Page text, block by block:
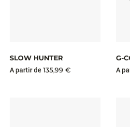
SLOW HUNTER
A partir de 135,99 €
G-
A